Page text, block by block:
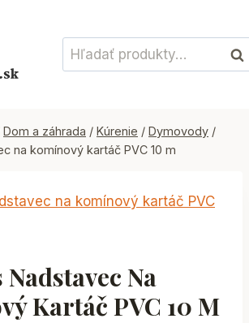
Hľadať:
Dom a záhrada / Kúrenie / Dymovody /
na komínový kartáč PVC 10 m
Na
Kartáč PVC 10 M